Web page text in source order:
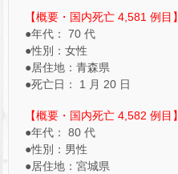
【概要・国内死亡 4,581 例目】
●年代： 70 代
●性別：女性
●居住地：青森県
●死亡日： 1 月 20 日
【概要・国内死亡 4,582 例目】
●年代： 80 代
●性別：男性
●居住地：宮城県